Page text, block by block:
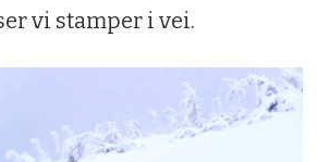
vi stamper i vei.